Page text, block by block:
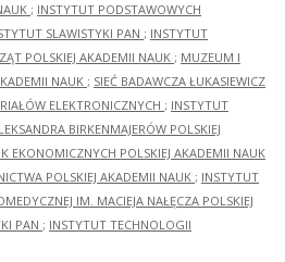
; INSTYTUT PODSTAWOWYCH
SLAWISTYKI PAN ; INSTYTUT
POLSKIEJ AKADEMII NAUK ; MUZEUM I
NAUK ; SIEĆ BADAWCZA ŁUKASIEWICZ
ELEKTRONICZNYCH ; INSTYTUT
BIRKENMAJERÓW POLSKIEJ
EKONOMICZNYCH POLSKIEJ AKADEMII NAUK
POLSKIEJ AKADEMII NAUK ; INSTYTUT
IM. MACIEJA NAŁĘCZA POLSKIEJ
PAN ; INSTYTUT TECHNOLOGII